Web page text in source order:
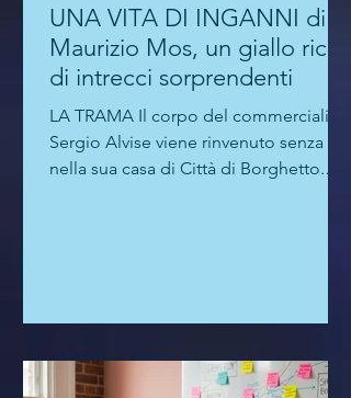
UNA VITA DI INGANNI di
Maurizio Mos, un giallo ricco
di intrecci sorprendenti
LA TRAMA Il corpo del commercialista
Sergio Alvise viene rinvenuto senza vita